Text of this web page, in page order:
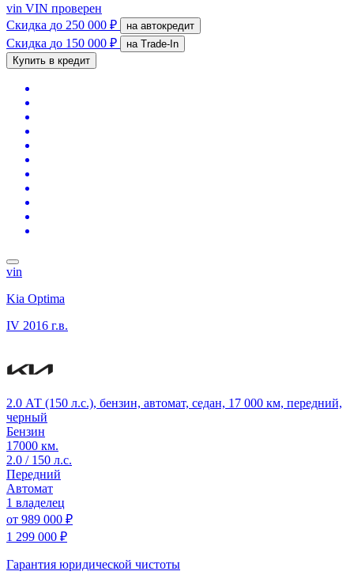
vin VIN проверен
Скидка до 250 000 ₽ на автокредит
Скидка до 150 000 ₽
на Trade-In
Купить в кредит
vin
Kia Optima
IV 2016 г.в.
2.0 АТ (150 л.с.), бензин, автомат, седан, 17 000 км, передний,
черный
Бензин
17000 км.
2.0 / 150 л.с.
Передний
Автомат
1 владелец
от 989 000 ₽
1 299 000 ₽
Гарантия юридической чистоты